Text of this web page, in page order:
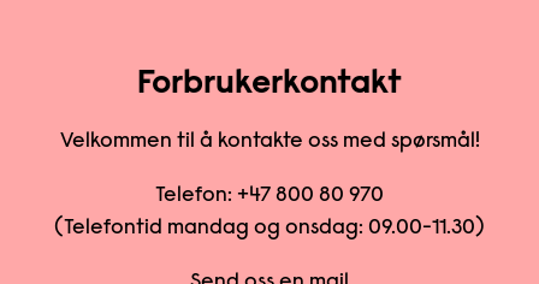
Forbrukerkontakt
Velkommen til å kontakte oss med spørsmål!
Telefon: +47 800 80 970
(Telefontid mandag og onsdag: 09.00-11.30)